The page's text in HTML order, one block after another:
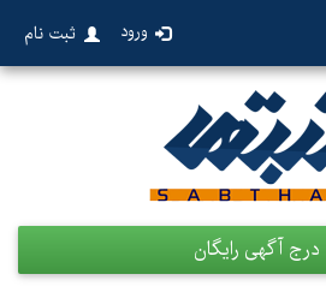
ورود ثبت نام
درج آگهی رایگان